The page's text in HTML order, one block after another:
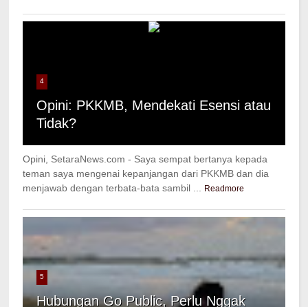
4
Opini: PKKMB, Mendekati Esensi atau
Tidak?
Opini, SetaraNews.com - Saya sempat bertanya kepada
teman saya mengenai kepanjangan dari PKKMB dan dia
menjawab dengan terbata-bata sambil ...
Readmore
5
Hubungan Go Public, Perlu Nggak